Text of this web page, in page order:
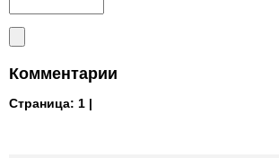
Комментарии
Страница: 1 |